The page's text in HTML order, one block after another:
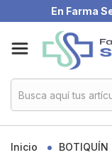
En Farma
to
Content
Inicio BOTIQUÍN